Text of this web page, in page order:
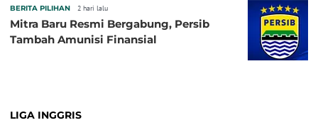
BERITA PILIHAN 2 hari lalu
Mitra Baru Resmi Bergabung, Persib
Tambah Amunisi Finansial
LIGA INGGRIS